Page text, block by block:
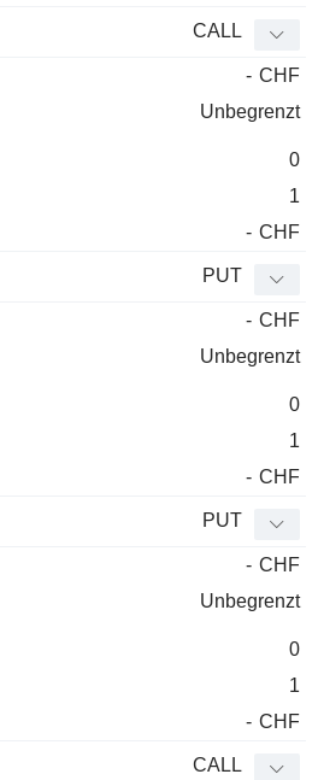
CALL
- CHF
Unbegrenzt
0
1
- CHF
PUT
- CHF
Unbegrenzt
0
1
- CHF
PUT
- CHF
Unbegrenzt
0
1
- CHF
CALL